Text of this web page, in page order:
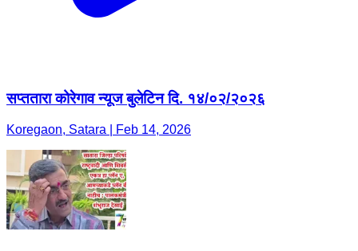
सप्ततारा कोरेगाव न्यूज बुलेटिन दि. १४/०२/२०२६
Koregaon, Satara | Feb 14, 2026